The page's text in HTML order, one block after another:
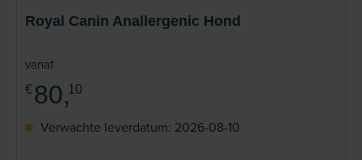
Royal Canin Anallergenic Hond
vanaf
€ 80,10
Verwachte leverdatum: 2026-08-10